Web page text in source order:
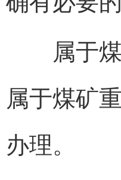
属于煤
属于煤矿
办理。